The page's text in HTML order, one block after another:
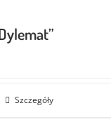
Szczegóły